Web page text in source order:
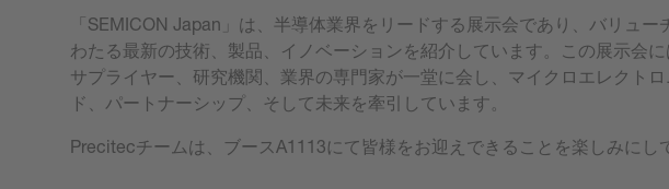
「SEMICON Japan」は、半導体業界をリードする展示会であり、バリュー
わたる最新の技術、製品、イノベーションを紹介しています。この展示会に
サプライヤー、研究機関、業界の専門家が一堂に会し、マイクロエレクト
ド、パートナーシップ、そして未来を牽引しています。
Precitecチームは、ブースA1113にて皆様をお迎えできることを楽しみにし